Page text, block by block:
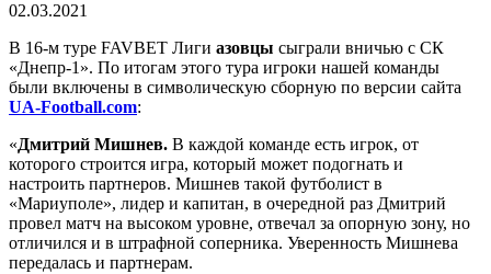
02.03.2021
В 16-м туре FAVBET Лиги азовцы сыграли вничью с СК
«Днепр-1». По итогам этого тура игроки нашей команды
были включены в символическую сборную по версии сайта
UA-Football.com:
«Дмитрий Мишнев. В каждой команде есть игрок, от
которого строится игра, который может подогнать и
настроить партнеров. Мишнев такой футболист в
«Мариуполе», лидер и капитан, в очередной раз Дмитрий
провел матч на высоком уровне, отвечал за опорную зону, но
отличился и в штрафной соперника. Уверенность Мишнева
передалась и партнерам.